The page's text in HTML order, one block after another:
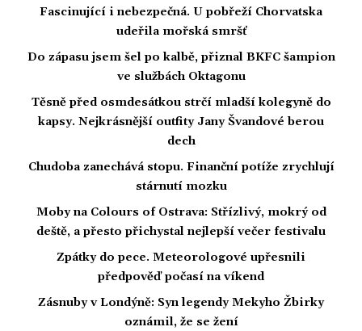
Fascinující i nebezpečná. U pobřeží Chorvatska
udeřila mořská smršť
Do zápasu jsem šel po kalbě, přiznal BKFC šampion
ve službách Oktagonu
Těsně před osmdesátkou strčí mladší kolegyně do
kapsy. Nejkrásnější outfity Jany Švandové berou
dech
Chudoba zanechává stopu. Finanční potíže zrychlují
stárnutí mozku
Moby na Colours of Ostrava: Střízlivý, mokrý od
deště, a přesto přichystal nejlepší večer festivalu
Zpátky do pece. Meteorologové upřesnili
předpověď počasí na víkend
Zásnuby v Londýně: Syn legendy Mekyho Žbirky
oznámil, že se žení